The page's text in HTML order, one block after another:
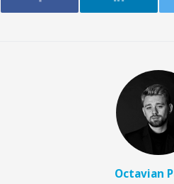
Octavian